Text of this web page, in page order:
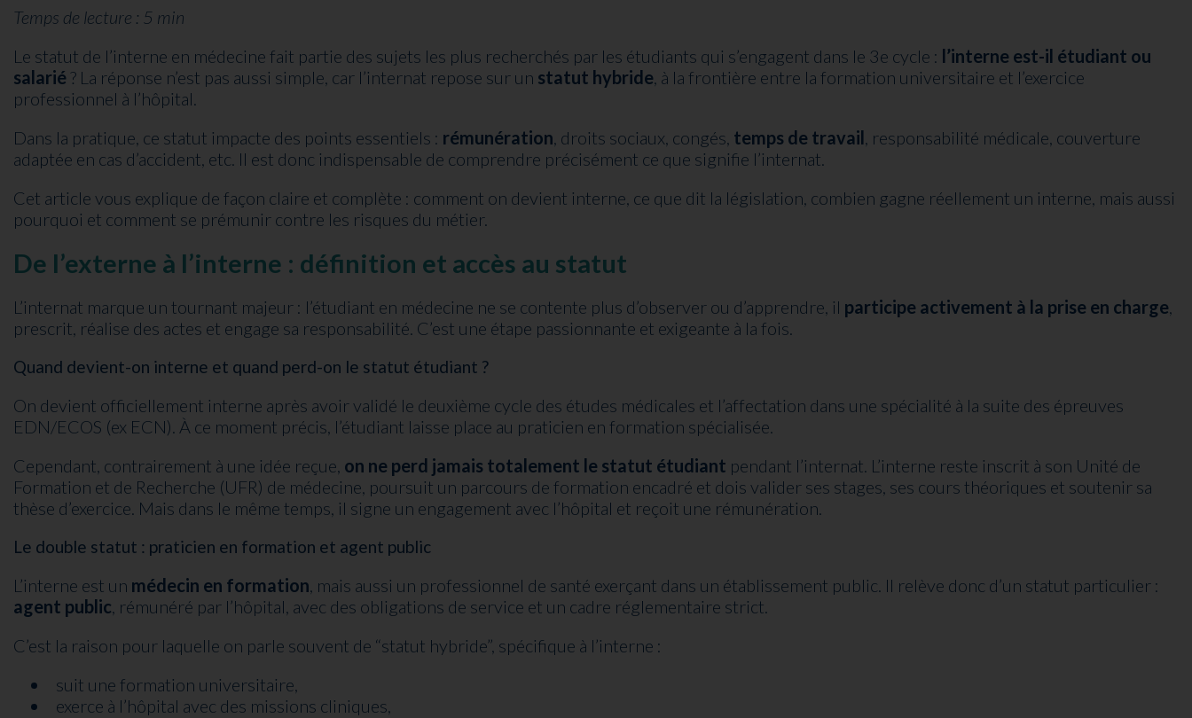
Temps de lecture : 5 min
Le statut de l’interne en médecine fait partie des sujets les plus recherchés par les étudiants qui s’engagent dans le 3e cycle : l’interne est-il étudiant ou
salarié? La réponse n’est pas aussi simple, car l’internat repose sur un statut hybride , à la frontière entre la formation universitaire et l’exercice
professionnel à l’hôpital.
Dans la pratique, ce statut impacte des points essentiels : rémunération , droits sociaux, congés, temps de travail , responsabilité médicale, couverture
adaptée en cas d’accident, etc. Il est donc indispensable de comprendre précisément ce que signifie l’internat.
Cet article vous explique de façon claire et complète : comment on devient interne, ce que dit la législation, combien gagne réellement un interne, mais aussi
pourquoi et comment se prémunir contre les risques du métier.
De l’externe à l’interne : définition et accès au statut
L’internat marque un tournant majeur : l’étudiant en médecine ne se contente plus d’observer ou d’apprendre, il participe activement à la prise en charge
prescrit, réalise des actes et engage sa responsabilité. C’est une étape passionnante et exigeante à la fois.
Quand devient-on interne et quand perd-on le statut étudiant ?
On devient officiellement interne après avoir validé le deuxième cycle des études médicales et l’affectation dans une spécialité à la suite des épreuves
EDN/ECOS (ex ECN). À ce moment précis, l’étudiant laisse place au praticien en formation spécialisée.
Cependant, contrairement à une idée reçue, on ne perd jamais totalement le statut étudiant pendant l’internat. L’interne reste inscrit à son Unité de
Formation et de Recherche (UFR) de médecine, poursuit un parcours de formation encadré et dois valider ses stages, ses cours théoriques et soutenir sa
thèse d’exercice. Mais dans le même temps, il signe un engagement avec l’hôpital et reçoit une rémunération.
Le double statut : praticien en formation et agent public
L’interne est un médecin en formation , mais aussi un professionnel de santé exerçant dans un établissement public. Il relève donc d’un statut particulier :
agent public , rémunéré par l’hôpital, avec des obligations de service et un cadre réglementaire strict.
C’est la raison pour laquelle on parle souvent de “statut hybride”, spécifique à l’interne :
suit une formation universitaire,
exerce à l’hôpital avec des missions cliniques,